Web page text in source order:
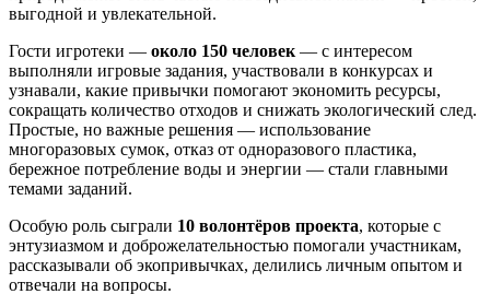
выгодной и увлекательной.
Гости игротеки — около 150 человек — с интересом
выполняли игровые задания, участвовали в конкурсах и
узнавали, какие привычки помогают экономить ресурсы,
сокращать количество отходов и снижать экологический след.
Простые, но важные решения — использование
многоразовых сумок, отказ от одноразового пластика,
бережное потребление воды и энергии — стали главными
темами заданий.
Особую роль сыграли 10 волонтёров проекта, которые с
энтузиазмом и доброжелательностью помогали участникам,
рассказывали об экопривычках, делились личным опытом и
отвечали на вопросы.